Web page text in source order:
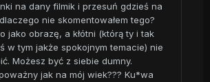
na dany filmik i przesuń gdzieś na
nie skomentowałem tego?
jako obrazę, a kłótni (którą ty i tak
w tym jakże spokojnym temacie) nie
Możesz być z siebie dumny.
jak na mój wiek??? Ku*wa